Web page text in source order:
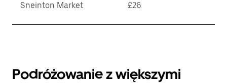
Sneinton Market £26
Podróżowanie z większymi